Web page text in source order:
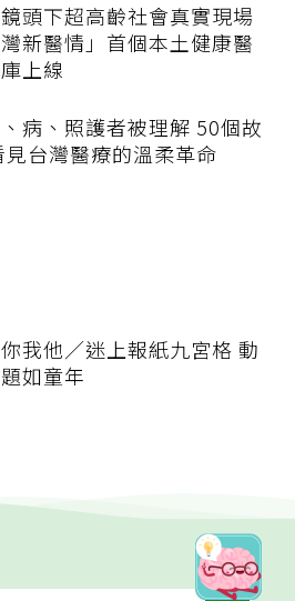
頭下超高齡社會真實現場
灣新醫情」首個本土健康醫
上線
病、照護者被理解 50個故
見台灣醫療的溫柔革命
我他／迷上報紙九宮格 動
如童年